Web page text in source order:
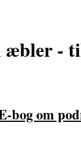
æbler -
bog om